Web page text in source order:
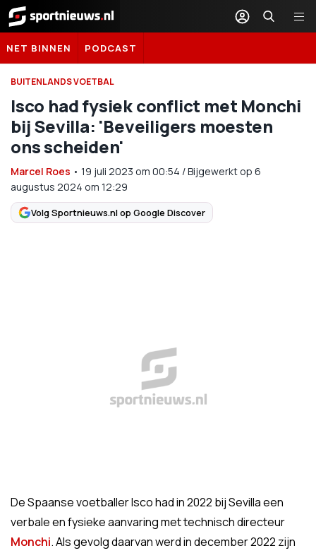
Sportnieuws.nl
NET BINNEN PODCAST
BUITENLANDS VOETBAL
Isco had fysiek conflict met Monchi
bij Sevilla: 'Beveiligers moesten
ons scheiden'
Marcel Roes • 19 juli 2023 om 00:54 /Bijgewerkt op 6
augustus 2024 om 12:29
Volg Sportnieuws.nl op Google Discover
De Spaanse voetballer Isco had in 2022 bij Sevilla een
verbale en fysieke aanvaring met technisch directeur
Monchi. Als gevolg daarvan werd in december 2022 zijn